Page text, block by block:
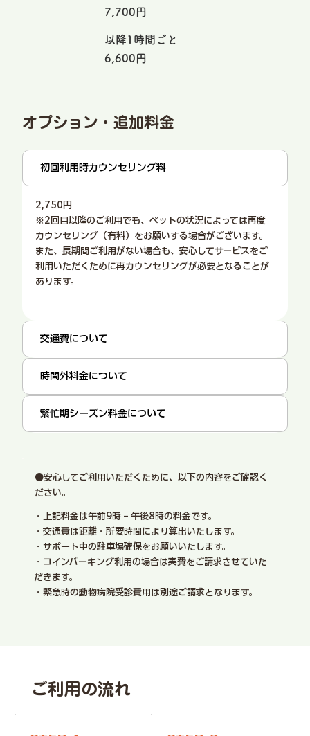
7,700円
以降1時間ごと
6,600円
オプション・追加料金
初回利用時カウンセリング料
2,750円
※2回目以降のご利用でも、ペットの状況によっては再度
カウンセリング（有料）をお願いする場合がございます。
また、長期間ご利用がない場合も、安心してサービスをご
利用いただくために再カウンセリングが必要となることが
あります。
交通費について
時間外料金について
繁忙期シーズン料金について
●安心してご利用いただくために、以下の内容をご確認く
ださい。
・上記料金は午前9時 – 午後8時の料金です。
・交通費は距離・所要時間により算出いたします。
・サポート中の駐車場確保をお願いいたします。
・コインパーキング利用の場合は実費をご請求させていた
だきます。
・緊急時の動物病院受診費用は別途ご請求となります。
ご利用の流れ